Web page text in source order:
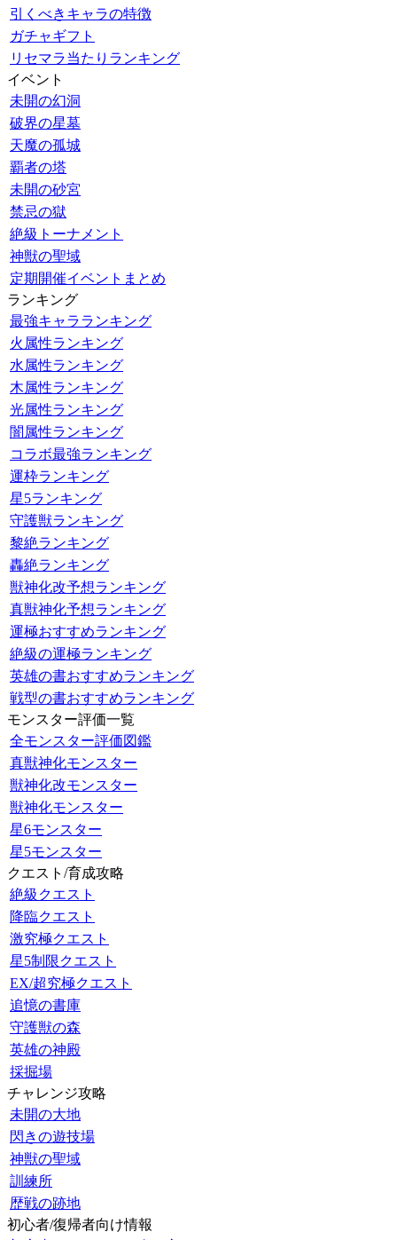
引くべきキャラの特徴
ガチャギフト
リセマラ当たりランキング
イベント
未開の幻洞
破界の星墓
天魔の孤城
覇者の塔
未開の砂宮
禁忌の獄
絶級トーナメント
神獣の聖域
定期開催イベントまとめ
ランキング
最強キャラランキング
火属性ランキング
水属性ランキング
木属性ランキング
光属性ランキング
闇属性ランキング
コラボ最強ランキング
運枠ランキング
星5ランキング
守護獣ランキング
黎絶ランキング
轟絶ランキング
獣神化改予想ランキング
真獣神化予想ランキング
運極おすすめランキング
絶級の運極ランキング
英雄の書おすすめランキング
戦型の書おすすめランキング
モンスター評価一覧
全モンスター評価図鑑
真獣神化モンスター
獣神化改モンスター
獣神化モンスター
星6モンスター
星5モンスター
クエスト/育成攻略
絶級クエスト
降臨クエスト
激究極クエスト
星5制限クエスト
EX/超究極クエスト
追憶の書庫
守護獣の森
英雄の神殿
採掘場
チャレンジ攻略
未開の大地
閃きの遊技場
神獣の聖域
訓練所
歴戦の跡地
初心者/復帰者向け情報